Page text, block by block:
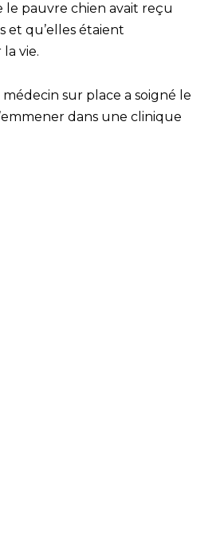
pauvre chien avait reçu
et qu’elles étaient
vie.
sur place a soigné le
dans une clinique